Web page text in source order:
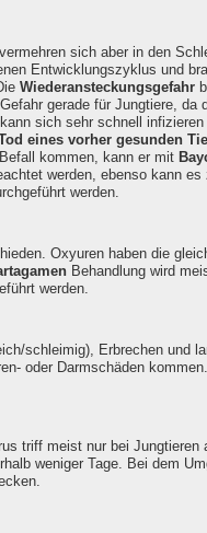
sich aber in den
Entwicklungszyklus und
Wiederansteckungsgefahr
gerade für Jungtiere, da
sich sehr schnell
eines vorher gesunden
kommen, kann er mit
werden, ebenso kann es
werden.
Oxyuren haben die
Behandlung wird
werden.
schleimig), Erbrechen und
oder Darmschäden
triff meist nur bei Jungtieren
weniger Tage. Bei dem